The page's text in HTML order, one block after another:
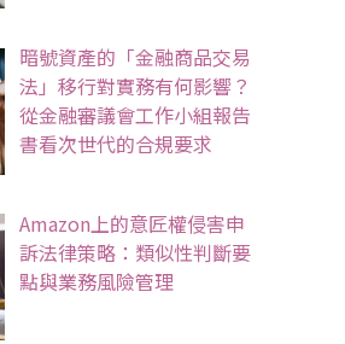
暗號資產的「金融商品交易
法」移行對實務有何影響？
從金融審議會工作小組報告
書看次世代的合規要求
Amazon上的意匠權侵害申
訴法律策略：類似性判斷要
點與業務風險管理